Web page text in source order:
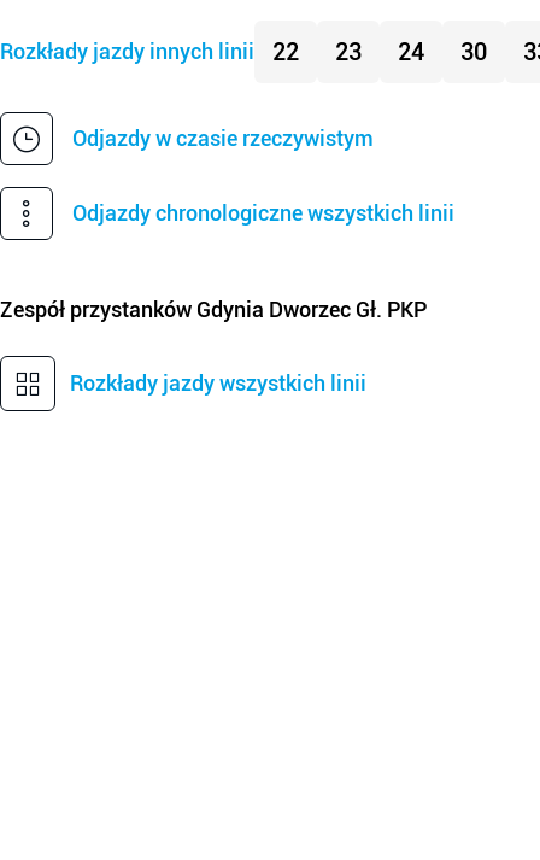
Rozkłady jazdy innych linii 22 23 24 30
Odjazdy w czasie rzeczywistym
Odjazdy chronologiczne wszystkich linii
Zespół przystanków Gdynia Dworzec Gł. PKP
Rozkłady jazdy wszystkich linii